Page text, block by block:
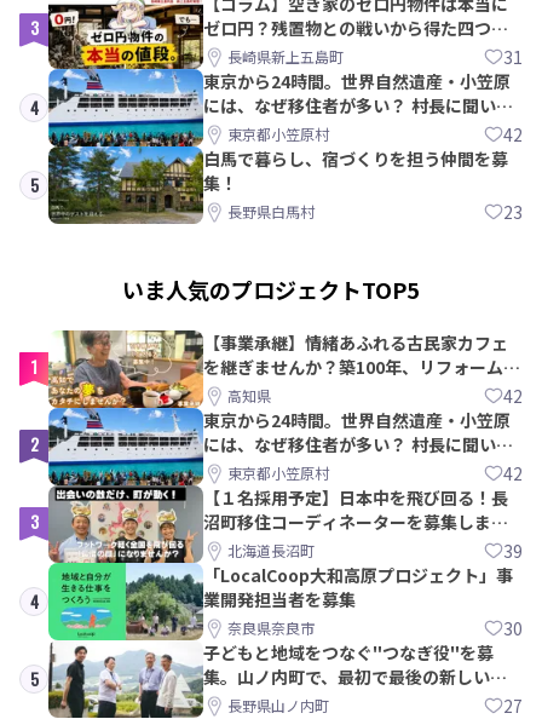
3
ゼロ円？残置物との戦いから得た四つの
教訓｜新上五島町
長崎県新上五島町 31
4
東京から24時間。世界自然遺産・小笠原
には、なぜ移住者が多い？ 村長に聞いて
みた東京都小笠原村 42
5
白馬で暮らし、宿づくりを担う仲間を募
集！
長野県白馬村 23
いま人気のプロジェクトTOP5
1
【事業承継】情緒あふれる古民家カフェ
を継ぎませんか？築100年、リフォームか
ら約10年！
高知県 42
2
東京から24時間。世界自然遺産・小笠原
には、なぜ移住者が多い？ 村長に聞いて
みた東京都小笠原村 42
3
【１名採用予定】日本中を飛び回る！長
沼町移住コーディネーターを募集しま
す！北海道長沼町 39
4
「LocalCoop大和高原プロジェクト」事
業開発担当者を募集
奈良県奈良市 30
5
子どもと地域をつなぐ"つなぎ役"を募
集。山ノ内町で、最初で最後の新しい学
校づくりを一緒に
長野県山ノ内町 27